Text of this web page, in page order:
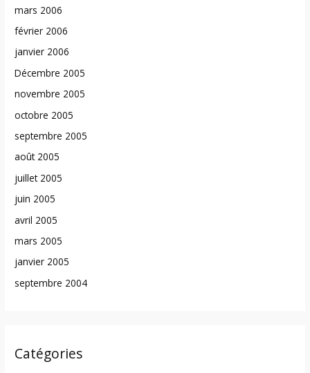
mars 2006
février 2006
janvier 2006
Décembre 2005
novembre 2005
octobre 2005
septembre 2005
août 2005
juillet 2005
juin 2005
avril 2005
mars 2005
janvier 2005
septembre 2004
Catégories